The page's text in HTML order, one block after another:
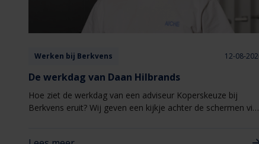
Werken bij Berkvens 12-08-
De werkdag van Daan Hilbrands
Hoe ziet de werkdag van een adviseur Koperskeuze bij
Berkvens eruit? Wij geven een kijkje achter de schermen via